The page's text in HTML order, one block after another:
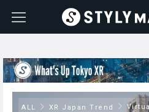
ALL XR Japan Trend